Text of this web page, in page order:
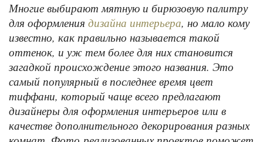
Многие выбирают мятную и бирюзовую палитру
для оформления дизайна интерьера, но мало кому
известно, как правильно называется такой
оттенок, и уж тем более для них становится
загадкой происхождение этого названия. Это
самый популярный в последнее время цвет
тиффани, который чаще всего предлагают
дизайнеры для оформления интерьеров или в
качестве дополнительного декорирования разных